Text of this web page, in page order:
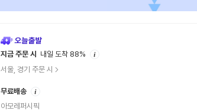
지금 주문 시
내일 도착 88%
서울, 경기 주문 시
무료배송
아모레퍼시픽